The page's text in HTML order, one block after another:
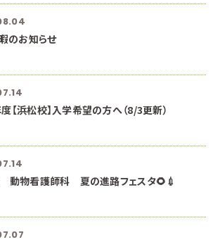
のお知らせ
【浜松校】入学希望の方へ（8/3更新）
物看護師科 夏の進路フェスタ🌻💉